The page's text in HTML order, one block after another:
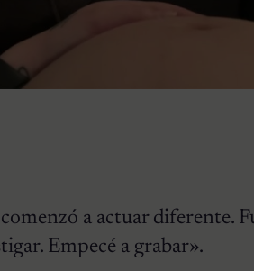
a actuar diferente.
Empecé a grabar».